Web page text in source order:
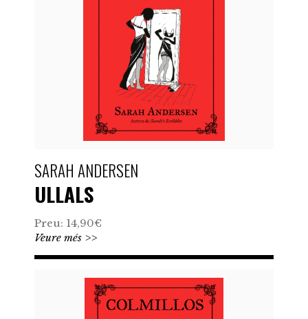
SARAH ANDERSEN
ULLALS
Preu: 14,90€
Veure més >>